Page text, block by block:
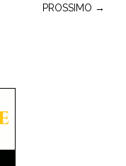
PROSSIMO →